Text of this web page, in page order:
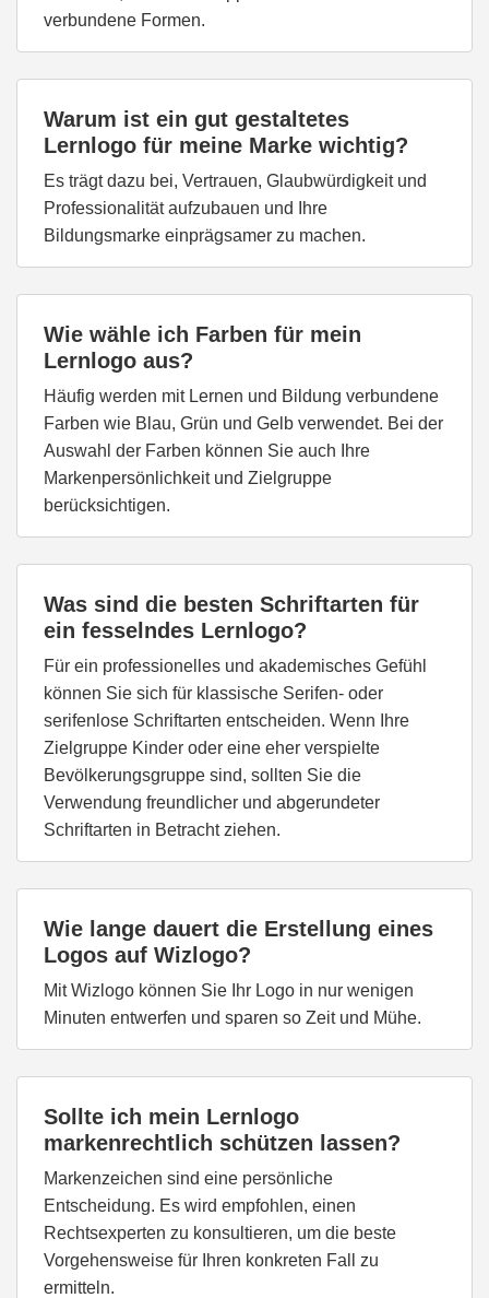
verbundene Formen.
Warum ist ein gut gestaltetes
Lernlogo für meine Marke wichtig?
Es trägt dazu bei, Vertrauen, Glaubwürdigkeit und
Professionalität aufzubauen und Ihre
Bildungsmarke einprägsamer zu machen.
Wie wähle ich Farben für mein
Lernlogo aus?
Häufig werden mit Lernen und Bildung verbundene
Farben wie Blau, Grün und Gelb verwendet. Bei der
Auswahl der Farben können Sie auch Ihre
Markenpersönlichkeit und Zielgruppe
berücksichtigen.
Was sind die besten Schriftarten für
ein fesselndes Lernlogo?
Für ein professionelles und akademisches Gefühl
können Sie sich für klassische Serifen- oder
serifenlose Schriftarten entscheiden. Wenn Ihre
Zielgruppe Kinder oder eine eher verspielte
Bevölkerungsgruppe sind, sollten Sie die
Verwendung freundlicher und abgerundeter
Schriftarten in Betracht ziehen.
Wie lange dauert die Erstellung eines
Logos auf Wizlogo?
Mit Wizlogo können Sie Ihr Logo in nur wenigen
Minuten entwerfen und sparen so Zeit und Mühe.
Sollte ich mein Lernlogo
markenrechtlich schützen lassen?
Markenzeichen sind eine persönliche
Entscheidung. Es wird empfohlen, einen
Rechtsexperten zu konsultieren, um die beste
Vorgehensweise für Ihren konkreten Fall zu
ermitteln.